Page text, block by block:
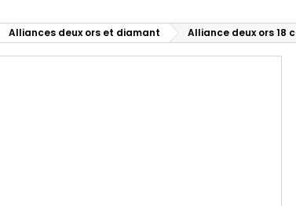
Alliances deux ors et diamant Alliance deux ors 18